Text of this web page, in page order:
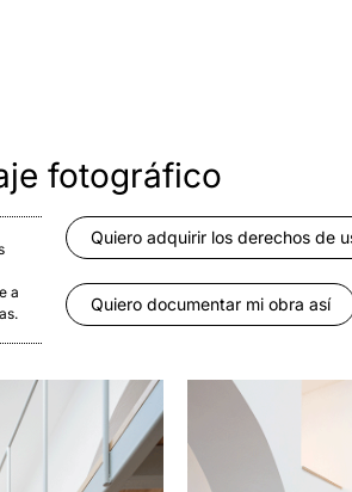
fotográfico
a
Quiero adquirir los derechos de
Quiero documentar mi obra así